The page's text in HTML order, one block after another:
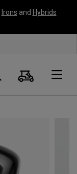
Irons and Hybrids
Panier